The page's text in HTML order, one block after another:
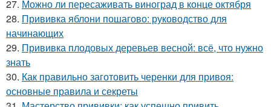
27. Можно ли пересаживать виноград в конце октября
28. Прививка яблони пошагово: руководство для
начинающих
29. Прививка плодовых деревьев весной: всё, что нужно
знать
30. Как правильно заготовить черенки для привоя:
основные правила и секреты